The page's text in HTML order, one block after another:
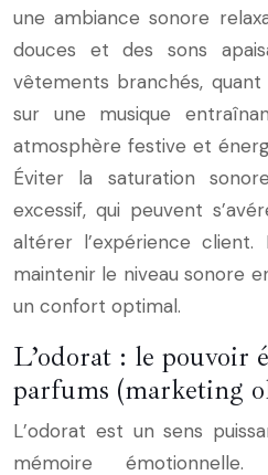
une ambiance sonore
douces et des sons
vêtements branchés,
sur une musique
atmosphère festive et
Éviter la saturation
excessif, qui peuvent
altérer l’expérience client.
maintenir le niveau sonore
un confort optimal.
L’odorat : le pouvoir
parfums (marketing
L’odorat est un sens
mémoire émotionnelle.